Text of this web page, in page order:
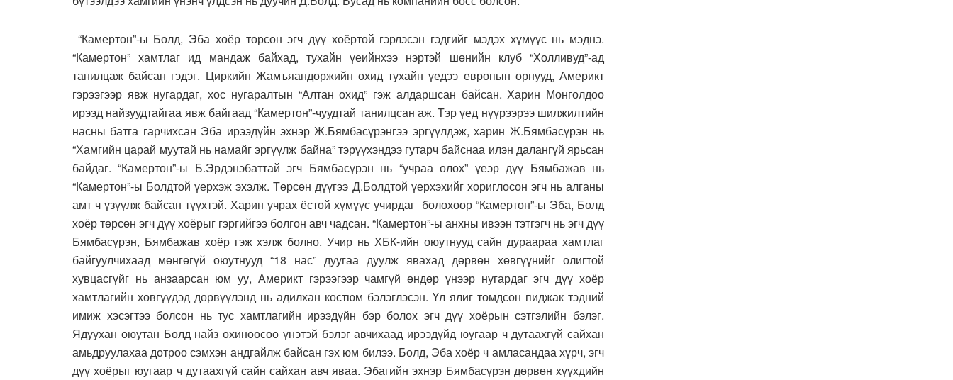
“Камертон”-ы Болд, Эба хоёр төрсөн эгч дүү хоёртой гэрлэсэн гэдгийг мэдэх хүмүүс нь мэднэ.
“Камертон” хамтлаг ид мандаж байхад, тухайн үеийнхээ нэртэй шөнийн клуб “Холливуд”-ад
танилцаж байсан гэдэг. Циркийн Жамъяандоржийн охид тухайн үедээ европын орнууд, Америкт
гэрээгээр явж нугардаг, хос нугаралтын “Алтан охид” гэж алдаршсан байсан. Харин Монголдоо
ирээд найзуудтайгаа явж байгаад “Камертон”-чуудтай танилцсан аж. Тэр үед нүүрээрээ шилжилтийн
насны батга гарчихсан Эба ирээдүйн эхнэр Ж.Бямбасүрэнгээ эргүүлдэж, харин Ж.Бямбасүрэн нь
“Хамгийн царай муутай нь намайг эргүүлж байна” тэрүүхэндээ гутарч байснаа илэн далангүй ярьсан
байдаг. “Камертон”-ы Б.Эрдэнэбаттай эгч Бямбасүрэн нь “учраа олох” үеэр дүү Бямбажав нь
“Камертон”-ы Болдтой үерхэж эхэлж. Төрсөн дүүгээ Д.Болдтой үерхэхийг хориглосон эгч нь алганы
амт ч үзүүлж байсан түүхтэй. Харин учрах ёстой хүмүүс учирдаг болохоор “Камертон”-ы Эба, Болд
хоёр төрсөн эгч дүү хоёрыг гэргийгээ болгон авч чадсан. “Камертон”-ы анхны ивээн тэтгэгч нь эгч дүү
Бямбасүрэн, Бямбажав хоёр гэж хэлж болно. Учир нь ХБК-ийн оюутнууд сайн дураараа хамтлаг
байгуулчихаад мөнгөгүй оюутнууд “18 нас” дуугаа дуулж явахад дөрвөн хөвгүүнийг олигтой
хувцасгүйг нь анзаарсан юм уу, Америкт гэрээгээр чамгүй өндөр үнээр нугардаг эгч дүү хоёр
хамтлагийн хөвгүүдэд дөрвүүлэнд нь адилхан костюм бэлэглэсэн. Үл ялиг томдсон пиджак тэдний
имиж хэсэгтээ болсон нь тус хамтлагийн ирээдүйн бэр болох эгч дүү хоёрын сэтгэлийн бэлэг.
Ядуухан оюутан Болд найз охиноосоо үнэтэй бэлэг авчихаад ирээдүйд юугаар ч дутаахгүй сайхан
амьдруулахаа дотроо сэмхэн андгайлж байсан гэх юм билээ. Болд, Эба хоёр ч амласандаа хүрч, эгч
дүү хоёрыг юугаар ч дутаахгүй сайн сайхан авч яваа. Эбагийн эхнэр Бямбасүрэн дөрвөн хүүхдийн